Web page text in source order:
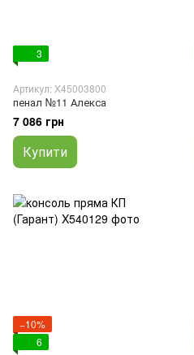
3
Артикул: X45003800
пенал №11 Алекса
7 086 грн
Купити
−10%
6